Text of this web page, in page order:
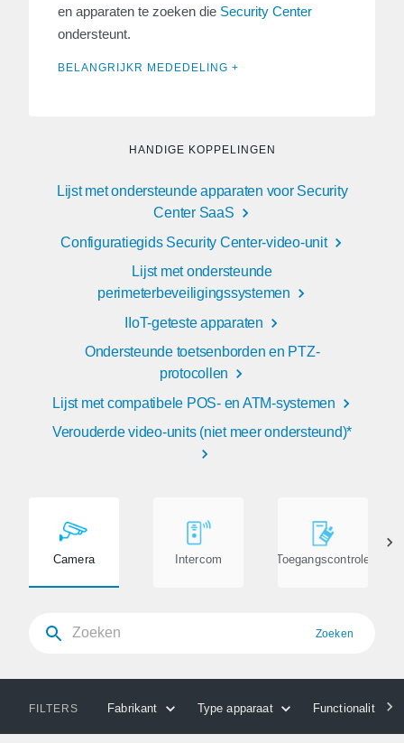
en apparaten te zoeken die Security Center
ondersteunt.
BELANGRIJKR MEDEDELING +
HANDIGE KOPPELINGEN
Lijst met ondersteunde apparaten voor Security
Center SaaS
Configuratiegids Security Center-video-unit
Lijst met ondersteunde
perimeterbeveiligingssystemen
IIoT-geteste apparaten
Ondersteunde toetsenborden en PTZ-
protocollen
Lijst met compatibele POS- en ATM-systemen
Verouderde video-units (niet meer ondersteund)*
Camera Intercom Toegangscontrole
Zoeken
FILTERS Fabrikant Type apparaat Functionaliteiten